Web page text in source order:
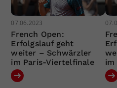
07.06.2023
French Open:
Erfolgslauf geht
weiter – Schwärzler
im Paris-Viertelfinale
im